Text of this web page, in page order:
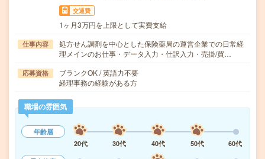
交通費
1ヶ月3万円を上限として実費支給
仕事内容
処方せん調剤を中心とした保険薬局の運営企業での日常経
理メインのお仕事・データ入力・仕訳入力・売掛/買…
応募資格
ブランクOK / 英語力不要
経理事務の経験がある方
職場の雰囲気
年齢層
20代
30代 40代 50代
60代